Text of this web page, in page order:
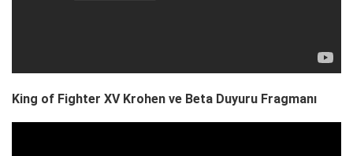
King of Fighter XV Krohen ve Beta Duyuru Fragmanı